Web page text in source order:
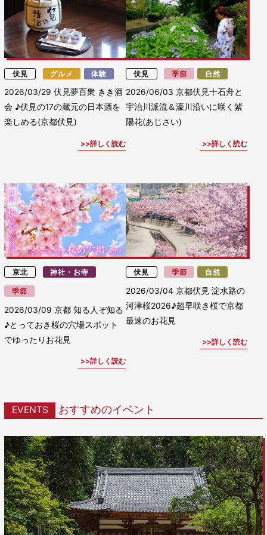
伏見 グルメ 体験
2026/03/29伏見夢百衆 きき酒
会 ♪伏見の17の蔵元の日本酒を
楽しめる(京都伏見)
詳しく読む
伏見 季節 自然
2026/06/03 京都伏見十石舟と
宇治川派流＆濠川沿いに咲く紫
陽花(あじさい)
詳しく読む
京北 神社・お寺
季節
2026/03/09京都 知る人ぞ知る
♪とっておき桜の穴場スポット
でゆったりお花見
詳しく読む
伏見 季節 自然
2026/03/04 京都伏見 淀水路の
河津桜2026♪超早咲き桜で京都
最速のお花見
詳しく読む
EVENTS おすすめのイベント